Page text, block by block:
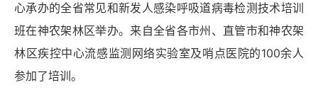
心承办的全省常见和新发人感染呼吸道病毒检测技术培训
班在神农架林区举办。来自全省各市州、直管市和神农架
林区疾控中心流感监测网络实验室及哨点医院的100余人
参加了培训。